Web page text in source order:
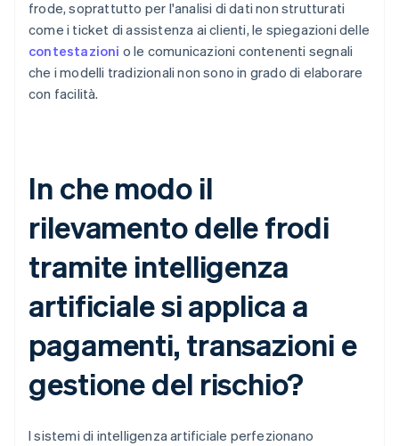
frode, soprattutto per l'analisi di dati non strutturati
come i ticket di assistenza ai clienti, le spiegazioni delle
contestazioni o le comunicazioni contenenti segnali
che i modelli tradizionali non sono in grado di elaborare
con facilità.
In che modo il
rilevamento delle frodi
tramite intelligenza
artificiale si applica a
pagamenti, transazioni e
gestione del rischio?
I sistemi di intelligenza artificiale perfezionano